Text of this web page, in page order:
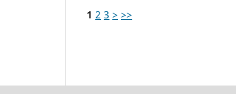
1 2 3 > >>